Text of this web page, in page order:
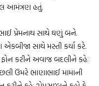
આમંત્રણ હતું.
પ્રેમનાથ સાથે ઘણું બને.
સાથે મસ્તી કર્યા કરે.
ફોન કરીને અવાજ બદલીને કહેઃ
ઉંમરે ભાણાભાઈ મામાની